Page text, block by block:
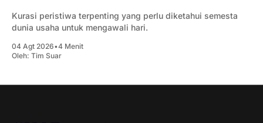
Kurasi peristiwa terpenting yang perlu diketahui semesta
dunia usaha untuk mengawali hari.
04 Agt 2026•4 Menit
Oleh: Tim Suar